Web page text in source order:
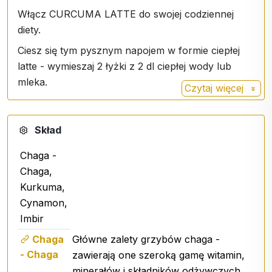
Włącz CURCUMA LATTE do swojej codziennej
diety.
Ciesz się tym pysznym napojem w formie ciepłej
latte - wymieszaj 2 łyżki z 2 dl ciepłej wody lub
mleka.
Czytaj więcej
Skład
Chaga -
Chaga,
Kurkuma,
Cynamon,
Imbir
Chaga
- Chaga
Główne zalety grzybów chaga -
zawierają one szeroką gamę witamin,